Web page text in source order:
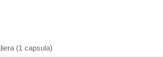
(1 capsula)